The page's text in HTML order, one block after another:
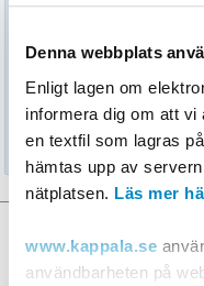
Denna webbplats
Enligt lagen om
informera dig om att
en textfil som lagras
hämtas upp av
nätplatsen. Läs mer
www.kappala.se
användbarheten på
Valberedning
Facebook